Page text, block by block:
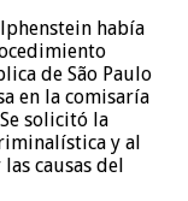
había
de São Paulo
en la comisaría
solicitó la
y al
causas del